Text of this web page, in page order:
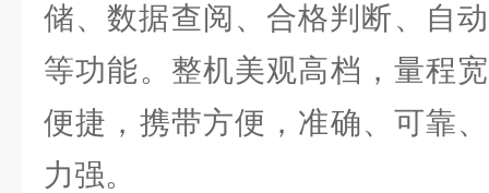
储、数据查阅、合格判断、自
等功能。整机美观高档，量程
便捷，携带方便，准确、可靠
力强。